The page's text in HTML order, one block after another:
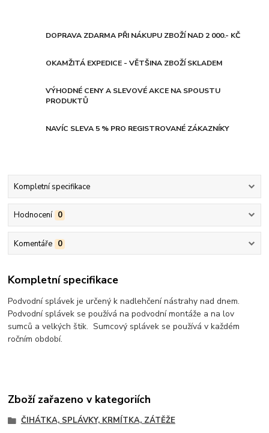
DOPRAVA ZDARMA PŘI NÁKUPU ZBOŽÍ NAD 2 000.- KČ
OKAMŽITÁ EXPEDICE - VĚTŠINA ZBOŽÍ SKLADEM
VÝHODNÉ CENY A SLEVOVÉ AKCE NA SPOUSTU
PRODUKTŮ
NAVÍC SLEVA 5 % PRO REGISTROVANÉ ZÁKAZNÍKY
Kompletní specifikace
Hodnocení 0
Komentáře 0
Kompletní specifikace
Podvodní splávek je určený k nadlehčení nástrahy nad dnem.
Podvodní splávek se používá na podvodní montáže a na lov
sumců a velkých štik. Sumcový splávek se používá v každém
ročním období.
Zboží zařazeno v kategoriích
ČIHÁTKA, SPLÁVKY, KRMÍTKA, ZÁTĚŽE